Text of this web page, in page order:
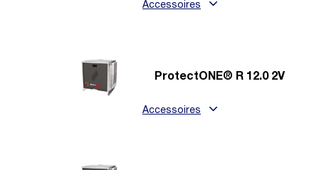
Accessoires
ProtectONE® R 12.0 2V
Accessoires